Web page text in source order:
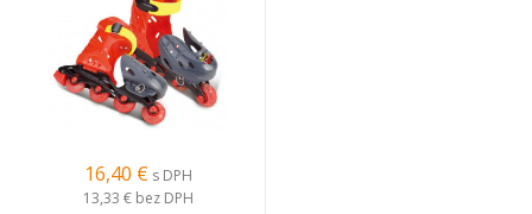
16,40 € s DPH
13,33 € bez DPH